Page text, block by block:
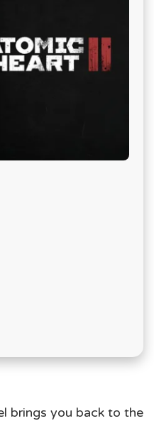
brings you back to the